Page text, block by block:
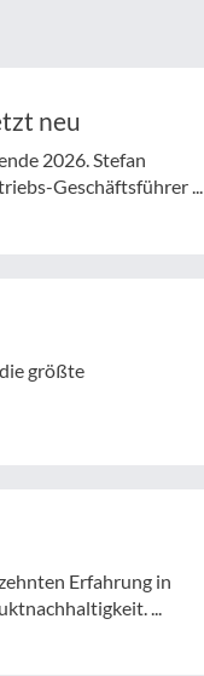
neu
2026. Stefan
Geschäftsführer ...
größte
Erfahrung in
...